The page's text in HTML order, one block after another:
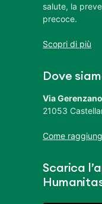
salute, la
precoce.
Scopri di più
Dove
Via
21053
Come
Scarica